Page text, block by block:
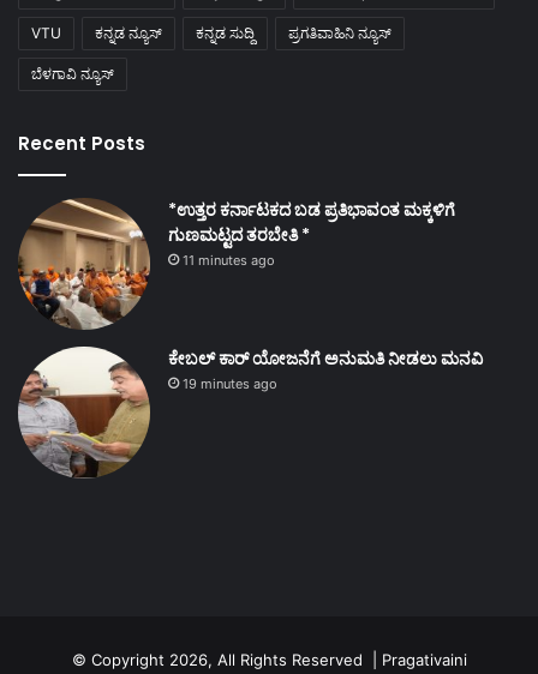
VTU ಕನ್ನಡ ನ್ಯೂಸ್ ಕನ್ನಡ ಸುದ್ದಿ ಪ್ರಗತಿವಾಹಿನಿ ನ್ಯೂಸ್
ಬೆಳಗಾವಿ ನ್ಯೂಸ್
Recent Posts
*ಉತ್ತರ ಕರ್ನಾಟಕದ ಬಡ ಪ್ರತಿಭಾವಂತ ಮಕ್ಕಳಿಗೆ
ಗುಣಮಟ್ಟದ ತರಬೇತಿ *
11 minutes ago
ಕೇಬಲ್ ಕಾರ್ ಯೋಜನೆಗೆ ಅನುಮತಿ ನೀಡಲು ಮನವಿ
19 minutes ago
© Copyright 2026, All Rights Reserved | Pragativaini